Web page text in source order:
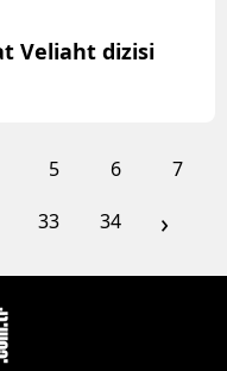
Veliaht dizisi
5 6
7
33 34 ›